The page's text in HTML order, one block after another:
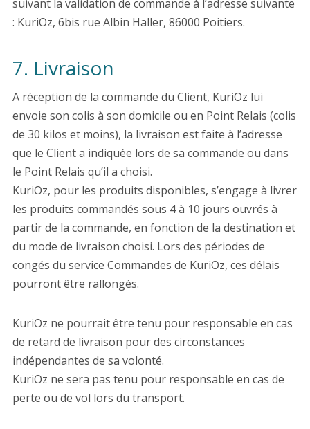
suivant la validation de commande à l’adresse suivante
: KuriOz, 6bis rue Albin Haller, 86000 Poitiers.
7. Livraison
A réception de la commande du Client, KuriOz lui
envoie son colis à son domicile ou en Point Relais (colis
de 30 kilos et moins), la livraison est faite à l’adresse
que le Client a indiquée lors de sa commande ou dans
le Point Relais qu’il a choisi.
KuriOz, pour les produits disponibles, s’engage à livrer
les produits commandés sous 4 à 10 jours ouvrés à
partir de la commande, en fonction de la destination et
du mode de livraison choisi. Lors des périodes de
congés du service Commandes de KuriOz, ces délais
pourront être rallongés.
KuriOz ne pourrait être tenu pour responsable en cas
de retard de livraison pour des circonstances
indépendantes de sa volonté.
KuriOz ne sera pas tenu pour responsable en cas de
perte ou de vol lors du transport.